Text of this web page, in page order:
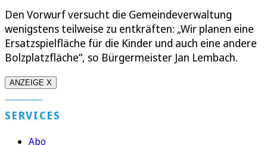
Den Vorwurf versucht die Gemeindeverwaltung
wenigstens teilweise zu entkräften: „Wir planen eine
Ersatzspielfläche für die Kinder und auch eine andere
Bolzplatzfläche“, so Bürgermeister Jan Lembach.
ANZEIGE X
SERVICES
Abo